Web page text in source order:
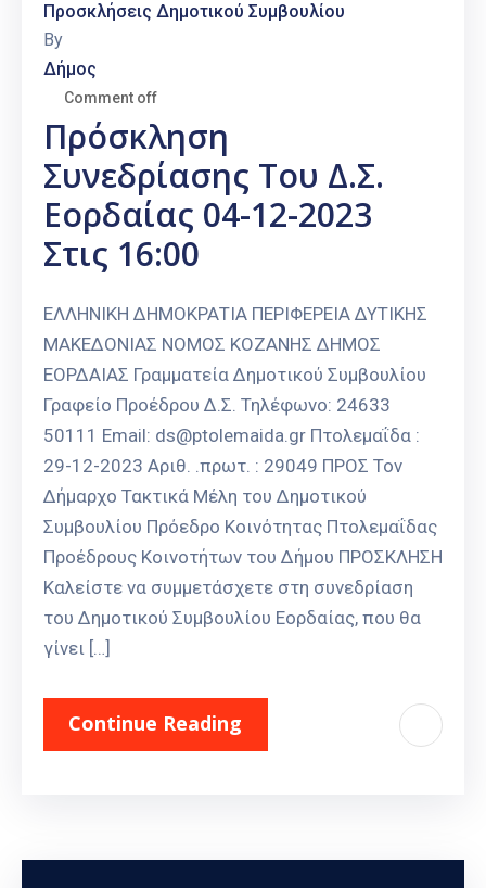
Προσκλήσεις Δημοτικού Συμβουλίου
By
Δήμος
Comment off
Πρόσκληση
Συνεδρίασης Του Δ.Σ.
Εορδαίας 04-12-2023
Στις 16:00
ΕΛΛΗΝΙΚΗ ΔΗΜΟΚΡΑΤΙΑ ΠΕΡΙΦΕΡΕΙΑ ΔΥΤΙΚΗΣ
ΜΑΚΕΔΟΝΙΑΣ ΝΟΜΟΣ ΚΟΖΑΝΗΣ ΔΗΜΟΣ
ΕΟΡΔΑΙΑΣ Γραμματεία Δημοτικού Συμβουλίου
Γραφείο Προέδρου Δ.Σ. Τηλέφωνο: 24633
50111 Email: ds@ptolemaida.gr Πτολεμαΐδα :
29-12-2023 Αριθ. .πρωτ. : 29049 ΠΡΟΣ Τον
Δήμαρχο Τακτικά Μέλη του Δημοτικού
Συμβουλίου Πρόεδρο Κοινότητας Πτολεμαΐδας
Προέδρους Κοινοτήτων του Δήμου ΠΡΟΣΚΛΗΣΗ
Καλείστε να συμμετάσχετε στη συνεδρίαση
του Δημοτικού Συμβουλίου Εορδαίας, που θα
γίνει […]
Continue Reading